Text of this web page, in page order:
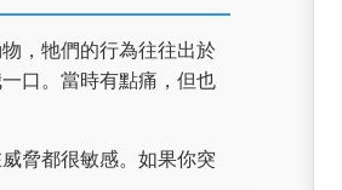
，牠們的行為往往出於
口。當時有點痛，但也
脅都很敏感。如果你突